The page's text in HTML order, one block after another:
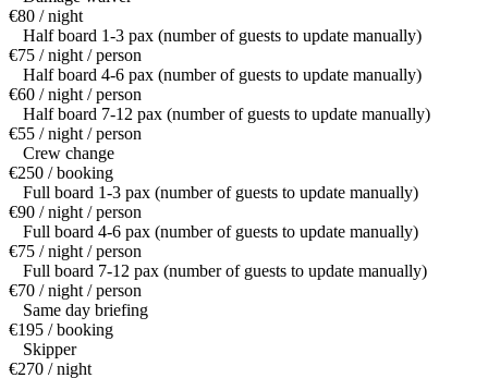
€80 / night
Half board 1-3 pax (number of guests to update manually)
€75 / night / person
Half board 4-6 pax (number of guests to update manually)
€60 / night / person
Half board 7-12 pax (number of guests to update manually)
€55 / night / person
Crew change
€250 / booking
Full board 1-3 pax (number of guests to update manually)
€90 / night / person
Full board 4-6 pax (number of guests to update manually)
€75 / night / person
Full board 7-12 pax (number of guests to update manually)
€70 / night / person
Same day briefing
€195 / booking
Skipper
€270 / night